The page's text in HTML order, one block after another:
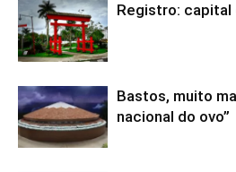
Registro: capital
Bastos, muito
nacional do ovo”